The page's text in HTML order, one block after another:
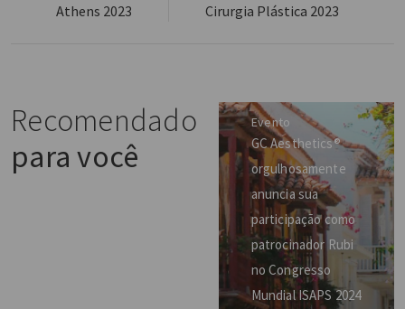
Athens 2023
Cirurgia Plástica 2023
Recomendado
para você
Evento
GC Aesthetics®
orgulhosamente
anuncia sua
participação como
patrocinador Rubi
no Congresso
Mundial ISAPS 2024